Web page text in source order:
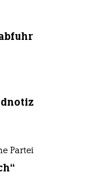
Partei